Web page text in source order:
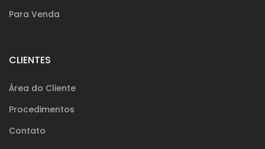
Para Venda
CLIENTES
Área do Cliente
Procedimentos
Contato